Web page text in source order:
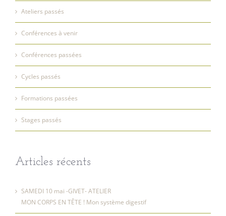
Ateliers passés
Conférences à venir
Conférences passées
Cycles passés
Formations passées
Stages passés
Articles récents
SAMEDI 10 mai -GIVET- ATELIER
MON CORPS EN TÊTE ! Mon système digestif